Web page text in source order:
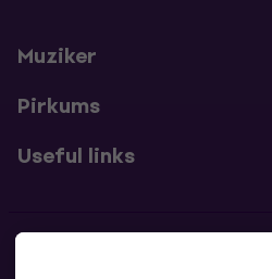
Muziker
Pirkums
Useful links